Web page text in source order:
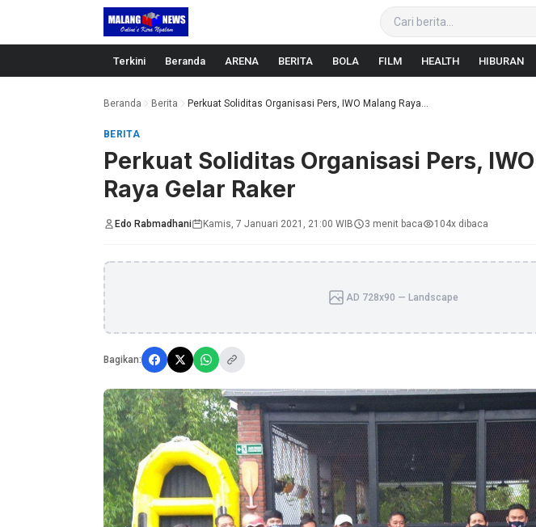
Langsung ke konten
Terkini Beranda ARENA BERITA BOLA FILM HEALTH HIBURAN
Beranda Berita Perkuat Soliditas Organisasi Pers, IWO Malang Raya...
BERITA
Perkuat Soliditas Organisasi Pers,
Raya Gelar Raker
Edo Rabmadhani Kamis, 7 Januari 2021, 21:00 WIB 3 menit baca 104x dibaca
AD 728x90 — Landscape
Bagikan: